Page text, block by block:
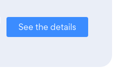
See the details